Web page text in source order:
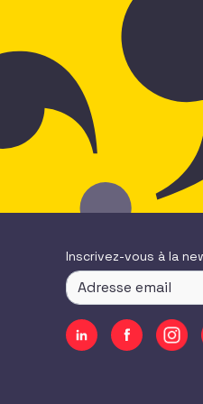
Inscrivez-vous à la